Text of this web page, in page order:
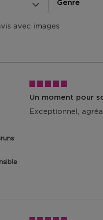
vous disposez de
retourner les produits.
ou échanger le produit
de remplir un
de commande avec
et à la FAQ sur les
? Vous pouvez le
Genre
avec images
Un moment pour
Exceptionnel,